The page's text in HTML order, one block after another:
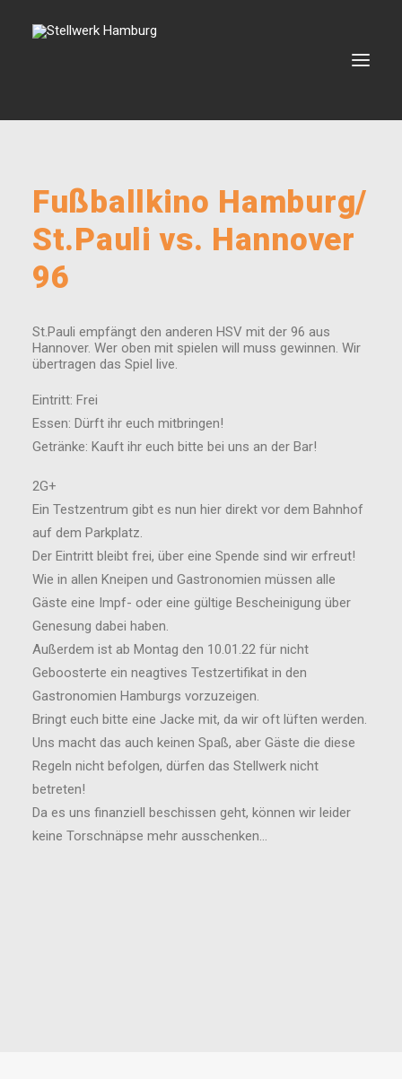
VERMIETUNG
BOOKING
VEREIN
SEARCH
Fußballkino Hamburg/
St.Pauli vs. Hannover
96
St.Pauli empfängt den anderen HSV mit der 96 aus
Hannover. Wer oben mit spielen will muss gewinnen. Wir
übertragen das Spiel live.
Eintritt: Frei
Essen: Dürft ihr euch mitbringen!
Getränke: Kauft ihr euch bitte bei uns an der Bar!
2G+
Ein Testzentrum gibt es nun hier direkt vor dem Bahnhof
auf dem Parkplatz.
Der Eintritt bleibt frei, über eine Spende sind wir erfreut!
Wie in allen Kneipen und Gastronomien müssen alle
Gäste eine Impf- oder eine gültige Bescheinigung über
Genesung dabei haben.
Außerdem ist ab Montag den 10.01.22 für nicht
Geboosterte ein neagtives Testzertifikat in den
Gastronomien Hamburgs vorzuzeigen.
Bringt euch bitte eine Jacke mit, da wir oft lüften werden.
Uns macht das auch keinen Spaß, aber Gäste die diese
Regeln nicht befolgen, dürfen das Stellwerk nicht
betreten!
Da es uns finanziell beschissen geht, können wir leider
keine Torschnäpse mehr ausschenken…